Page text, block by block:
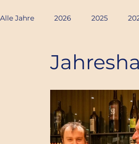
Alle Jahre 2026 2025